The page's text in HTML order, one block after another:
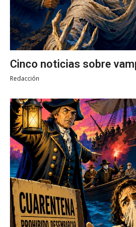
Cinco noticias sobre
Redacción